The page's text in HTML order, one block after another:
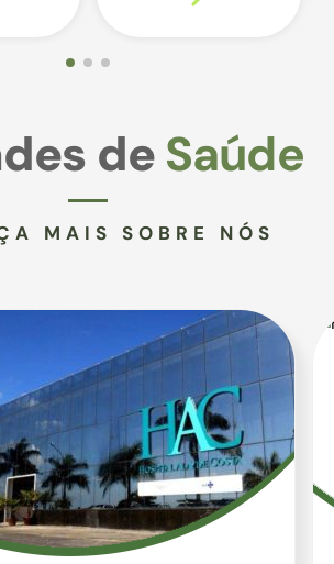
deSaúde
MAIS SOBRE NÓS